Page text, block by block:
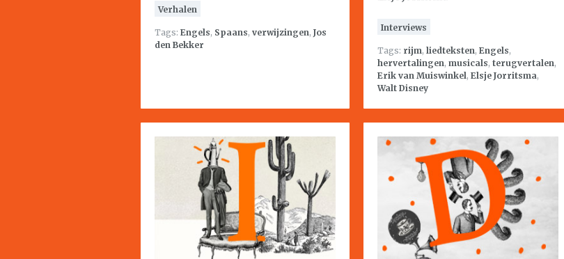
Verhalen
Tags: Engels, Spaans, verwijzingen, Jos
den Bekker
Interviews
Tags: rijm, liedteksten, Engels,
hervertalingen, musicals, terugvertalen,
Erik van Muiswinkel, Elsje Jorritsma,
Walt Disney